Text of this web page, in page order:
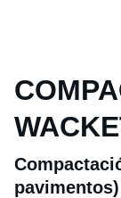
pavimentos)